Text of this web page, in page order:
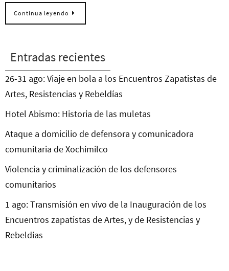
Continua leyendo
Entradas recientes
26-31 ago: Viaje en bola a los Encuentros Zapatistas de
Artes, Resistencias y Rebeldías
Hotel Abismo: Historia de las muletas
Ataque a domicilio de defensora y comunicadora
comunitaria de Xochimilco
Violencia y criminalización de los defensores
comunitarios
1 ago: Transmisión en vivo de la Inauguración de los
Encuentros zapatistas de Artes, y de Resistencias y
Rebeldías